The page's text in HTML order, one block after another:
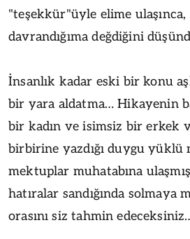
"teşekkür"üyle elime ulaşınca,
davrandığıma değdiğini
İnsanlık kadar eski bir konu
bir yara aldatma… Hikayenin
bir kadın ve isimsiz bir erkek
birbirine yazdığı duygu
mektuplar muhatabına
hatıralar sandığında solmaya
orasını siz tahmin